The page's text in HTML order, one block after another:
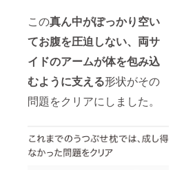
この真ん中がぽっかり空い
てお腹を圧迫しない、両サ
イドのアームが体を包み込
むように支える形状がその
問題をクリアにしました。